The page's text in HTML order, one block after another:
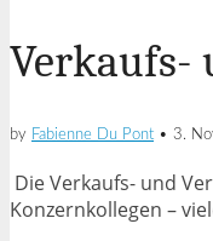
Verkaufs-
by Fabienne Du Pont • 3.
Die Verkaufs- und
Konzernkollegen –